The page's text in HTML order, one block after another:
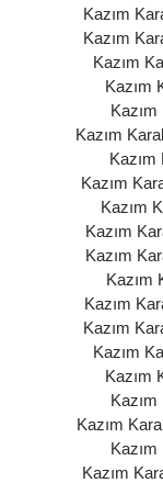
Kazım
Kazım
Kazım
Kazım
Kazım
Kazım
Kazım
Kazım
Kazım
Kazım
Kazım
Kazım
Kazım
Kazım
Kazım
Kazım
Kazım